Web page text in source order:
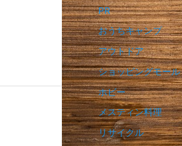
PR
おうちキャンプ
アウトドア
ショッピングモール
ホビー
メスティン料理
リサイクル